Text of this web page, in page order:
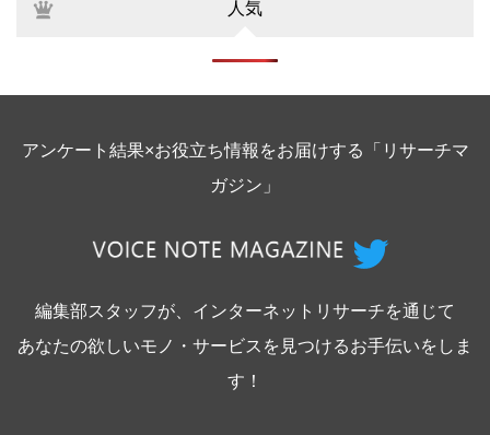
人気
アンケート結果×お役立ち情報をお届けする「リサーチマ
ガジン」
編集部スタッフが、インターネットリサーチを通じて
あなたの欲しいモノ・サービスを見つけるお手伝いをしま
す！